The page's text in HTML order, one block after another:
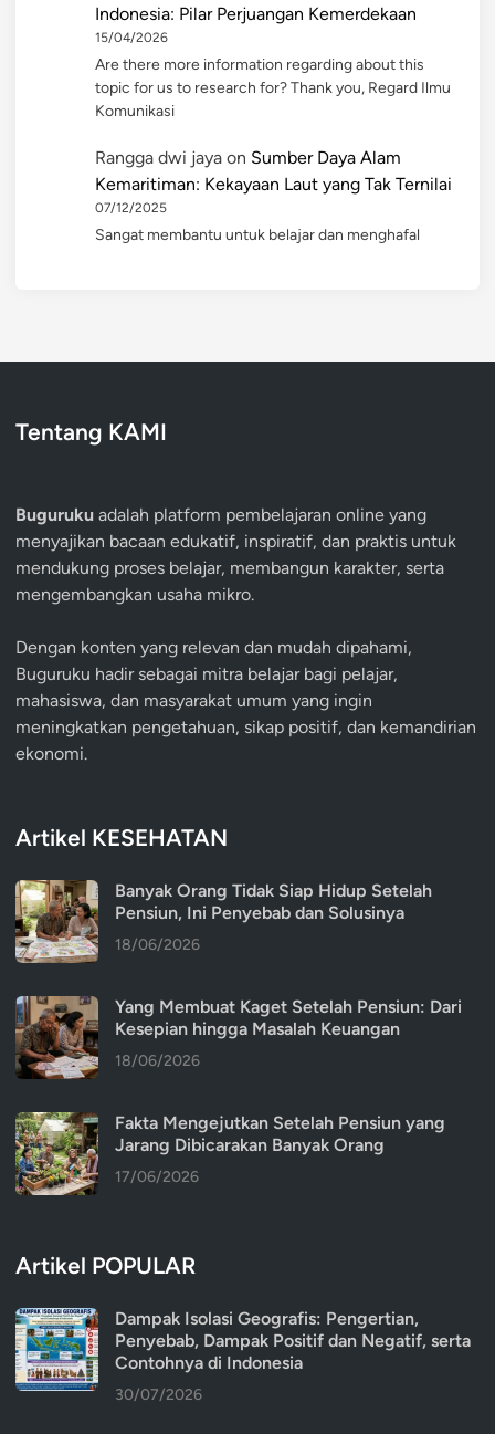
Indonesia: Pilar Perjuangan Kemerdekaan
15/04/2026
Are there more information regarding about this
topic for us to research for? Thank you, Regard Ilmu
Komunikasi
Rangga dwi jaya on Sumber Daya Alam
Kemaritiman: Kekayaan Laut yang Tak Ternilai
07/12/2025
Sangat membantu untuk belajar dan menghafal
Tentang KAMI
Buguruku adalah platform pembelajaran online yang
menyajikan bacaan edukatif, inspiratif, dan praktis untuk
mendukung proses belajar, membangun karakter, serta
mengembangkan usaha mikro.
Dengan konten yang relevan dan mudah dipahami,
Buguruku hadir sebagai mitra belajar bagi pelajar,
mahasiswa, dan masyarakat umum yang ingin
meningkatkan pengetahuan, sikap positif, dan kemandirian
ekonomi.
Artikel KESEHATAN
Banyak Orang Tidak Siap Hidup Setelah
Pensiun, Ini Penyebab dan Solusinya
18/06/2026
Yang Membuat Kaget Setelah Pensiun: Dari
Kesepian hingga Masalah Keuangan
18/06/2026
Fakta Mengejutkan Setelah Pensiun yang
Jarang Dibicarakan Banyak Orang
17/06/2026
Artikel POPULAR
Dampak Isolasi Geografis: Pengertian,
Penyebab, Dampak Positif dan Negatif, serta
Contohnya di Indonesia
30/07/2026